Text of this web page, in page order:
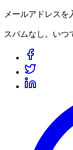
メールアドレスを
スパムなし。いつ